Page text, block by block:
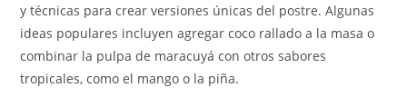
y técnicas para crear versiones únicas del postre. Algunas
ideas populares incluyen agregar coco rallado a la masa o
combinar la pulpa de maracuyá con otros sabores
tropicales, como el mango o la piña.